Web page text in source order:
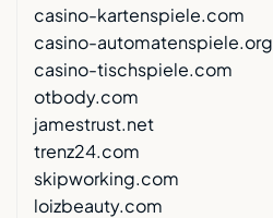
casino-kartenspiele.com
casino-automatenspiele.org
casino-tischspiele.com
otbody.com
jamestrust.net
trenz24.com
skipworking.com
loizbeauty.com